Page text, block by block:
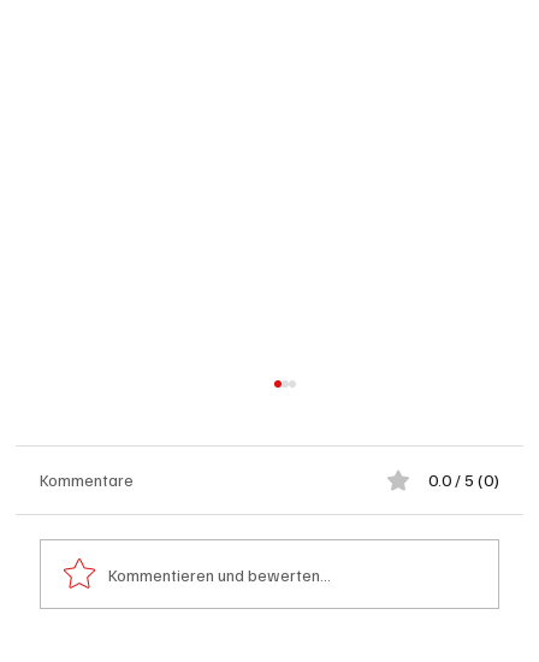
Kommentare 0.0 / 5 (0)
Kommentieren und bewerten...